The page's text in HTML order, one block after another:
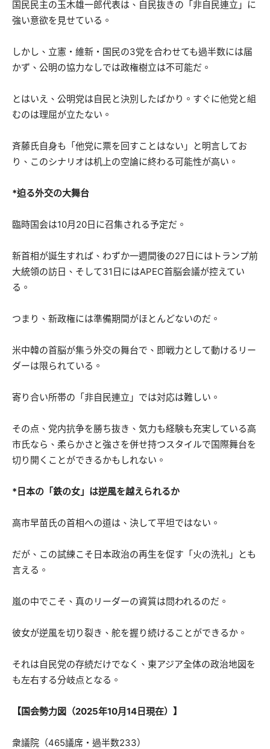
国民民主の玉木雄一郎代表は、自民抜きの「非自民連立」に
強い意欲を見せている。
しかし、立憲・維新・国民の3党を合わせても過半数には届
かず、公明の協力なしでは政権樹立は不可能だ。
とはいえ、公明党は自民と決別したばかり。すぐに他党と組
むのは理屈が立たない。
斉藤氏自身も「他党に票を回すことはない」と明言してお
り、このシナリオは机上の空論に終わる可能性が高い。
*迫る外交の大舞台
臨時国会は10月20日に召集される予定だ。
新首相が誕生すれば、わずか一週間後の27日にはトランプ前
大統領の訪日、そして31日にはAPEC首脳会議が控えてい
る。
つまり、新政権には準備期間がほとんどないのだ。
米中韓の首脳が集う外交の舞台で、即戦力として動けるリー
ダーは限られている。
寄り合い所帯の「非自民連立」では対応は難しい。
その点、党内抗争を勝ち抜き、気力も経験も充実している高
市氏なら、柔らかさと強さを併せ持つスタイルで国際舞台を
切り開くことができるかもしれない。
*日本の「鉄の女」は逆風を越えられるか
高市早苗氏の首相への道は、決して平坦ではない。
だが、この試練こそ日本政治の再生を促す「火の洗礼」とも
言える。
嵐の中でこそ、真のリーダーの資質は問われるのだ。
彼女が逆風を切り裂き、舵を握り続けることができるか。
それは自民党の存続だけでなく、東アジア全体の政治地図を
も左右する分岐点となる。
【国会勢力図（2025年10月14日現在）】
衆議院（465議席・過半数233）